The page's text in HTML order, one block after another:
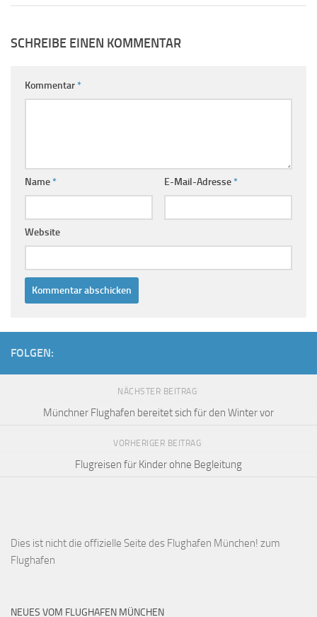
SCHREIBE EINEN KOMMENTAR
Kommentar*
Name* E-Mail-Adresse*
Website
FOLGEN:
NÄCHSTER BEITRAG
Münchner Flughafen bereitet sich für den Winter vor
VORHERIGER BEITRAG
Flugreisen für Kinder ohne Begleitung
Dies ist nicht die offizielle Seite des Flughafen München! zum
Flughafen
NEUES VOM FLUGHAFEN MÜNCHEN